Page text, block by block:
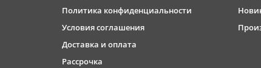
Политика конфиденциальности
Условия соглашения
Доставка и оплата
Рассрочка